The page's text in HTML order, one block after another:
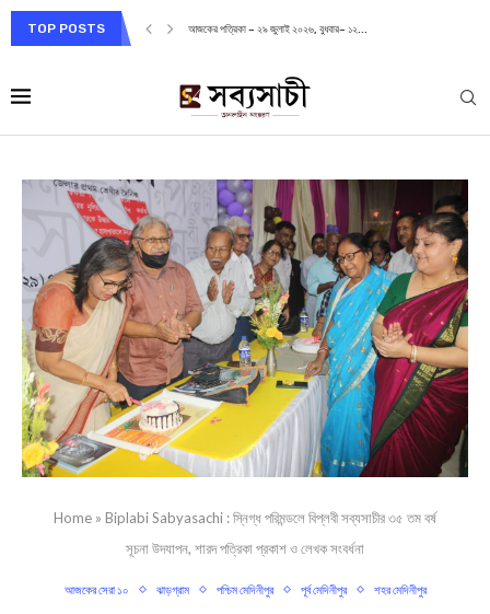
TOP POSTS আজকের পত্রিকা – ২৮ জুলাই ২০২৬, মঙ্গলবার– ১১...
Home » Biplabi Sabyasachi : স্নিগ্ধ পরিমন্ডলে বিপ্লবী সব্যসাচীর ৩৫ তম বর্ষ
সূচনা উদযাপন, শারদ পত্রিকা প্রকাশ ও লেখক সংবর্ধনা
আজকের সেরা ১০ ঝাড়গ্রাম পশ্চিম মেদিনীপুর পূর্ব মেদিনীপুর শহর মেদিনীপুর